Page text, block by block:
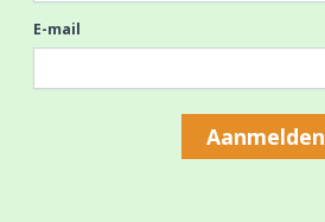
E-mail
Aanmelden